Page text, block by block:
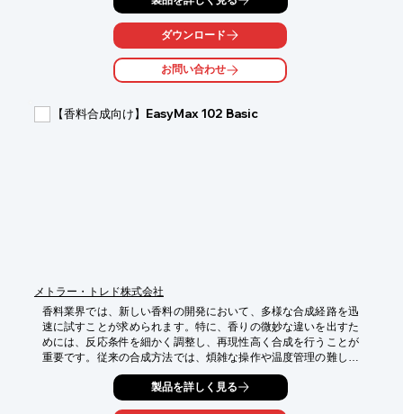
【活用シーン】
・香料抽出工程における溶剤回収
・高純度溶剤の安定的な再利用
【導入の効果】
ダウンロード
お問い合わせ
【香料合成向け】EasyMax 102 Basic
メトラー・トレド株式会社
香料業界では、新しい香料の開発において、多様な合成経路を迅
速に試すことが求められます。特に、香りの微妙な違いを出すた
めには、反応条件を細かく調整し、再現性高く合成を行うことが
重要です。従来の合成方法では、煩雑な操作や温度管理の難しさ
から、効率的な開発が妨げられることがあります。メトラートレ
ドの『EasyMax 102 Basic』は、柔軟かつ簡単な方法で新しい合
成経路を開発するための新しい化合物を合成できます。
製品を詳しく見る